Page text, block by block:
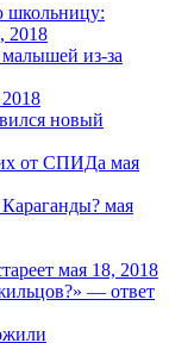
школьницу:
2018
из-за
новый
от СПИДа мая
мая
мая 18, 2018
— ответ